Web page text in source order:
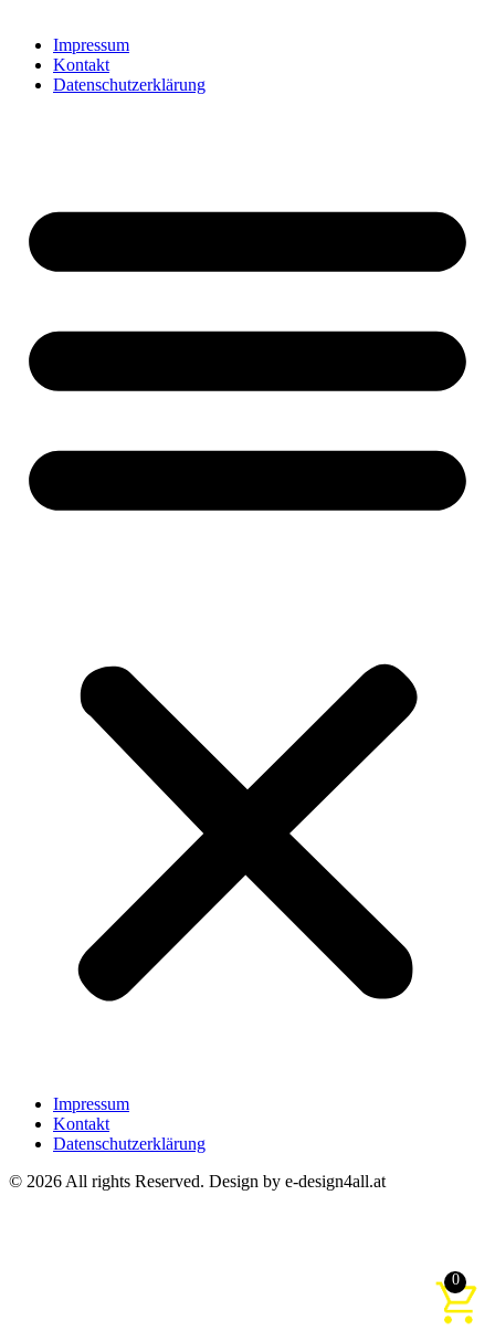
Impressum
Kontakt
Datenschutzerklärung
Impressum
Kontakt
Datenschutzerklärung
© 2026 All rights Reserved. Design by e-design4all.at
0